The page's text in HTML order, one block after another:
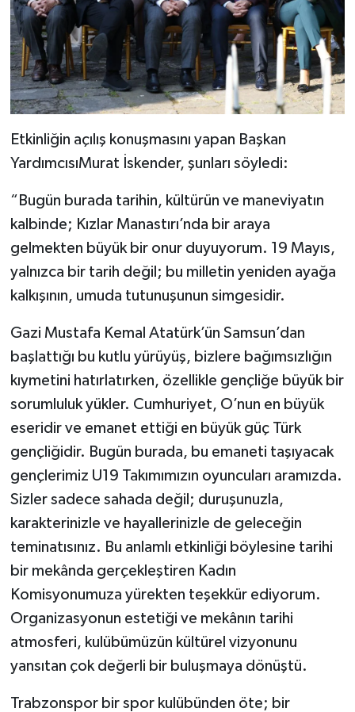
Etkinliğin açılış konuşmasını yapan Başkan
YardımcısıMurat İskender, şunları söyledi:
“Bugün burada tarihin, kültürün ve maneviyatın
kalbinde; Kızlar Manastırı’nda bir araya
gelmekten büyük bir onur duyuyorum. 19 Mayıs,
yalnızca bir tarih değil; bu milletin yeniden ayağa
kalkışının, umuda tutunuşunun simgesidir.
Gazi Mustafa Kemal Atatürk’ün Samsun’dan
başlattığı bu kutlu yürüyüş, bizlere bağımsızlığın
kıymetini hatırlatırken, özellikle gençliğe büyük bir
sorumluluk yükler. Cumhuriyet, O’nun en büyük
eseridir ve emanet ettiği en büyük güç Türk
gençliğidir. Bugün burada, bu emaneti taşıyacak
gençlerimiz U19 Takımımızın oyuncuları aramızda.
Sizler sadece sahada değil; duruşunuzla,
karakterinizle ve hayallerinizle de geleceğin
teminatısınız. Bu anlamlı etkinliği böylesine tarihi
bir mekânda gerçekleştiren Kadın
Komisyonumuza yürekten teşekkür ediyorum.
Organizasyonun estetiği ve mekânın tarihi
atmosferi, kulübümüzün kültürel vizyonunu
yansıtan çok değerli bir buluşmaya dönüştü.
Trabzonspor bir spor kulübünden öte; bir